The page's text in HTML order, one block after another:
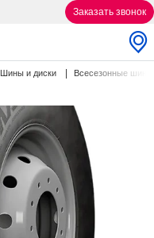
Заказать звонок
Шины и диски Всесезонные